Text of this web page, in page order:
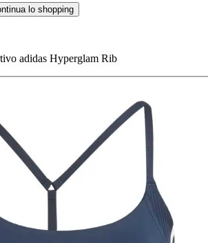
lo shopping
adidas Hyperglam Rib